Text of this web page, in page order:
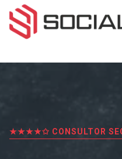
★★★★✩ CONSULTOR